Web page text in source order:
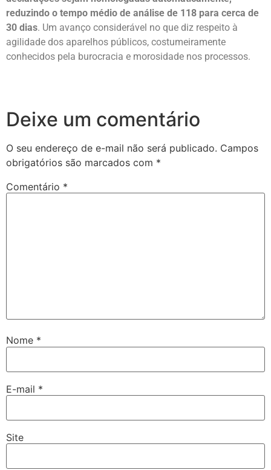
reduzindo o tempo médio de análise de 118 para cerca de
30 dias. Um avanço considerável no que diz respeito à
agilidade dos aparelhos públicos, costumeiramente
conhecidos pela burocracia e morosidade nos processos.
Deixe um comentário
O seu endereço de e-mail não será publicado. Campos
obrigatórios são marcados com *
Comentário *
Nome *
E-mail *
Site